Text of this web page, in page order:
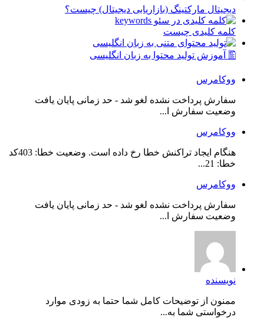
دیجیتال مارکتینگ (بازاریابی دیجیتال) چیست؟
کلمه کلیدی چیست
🖺 آموزش تولید محتوا به زبان انگلیسی
ووکامرس
سفارش پرداخت نشده لغو شد - حد زمانی پایان یافت
وضعیت سفارش ا...
ووکامرس
هنگام ایجاد تراکنش خطا رخ داده است. وضعیت خطا: 403کد
خطا: 21...
ووکامرس
سفارش پرداخت نشده لغو شد - حد زمانی پایان یافت
وضعیت سفارش ا...
نویسنده
ممنون از توضیحات کامل شما حتما به زودی موارد
درخواستی شما به...